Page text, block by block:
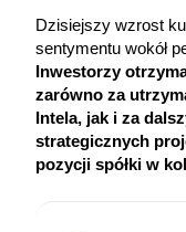
Dzisiejszy wzrost
Inwestorzy
zarówno za
Intela, jak i za
strategicznych
pozycji spółki w